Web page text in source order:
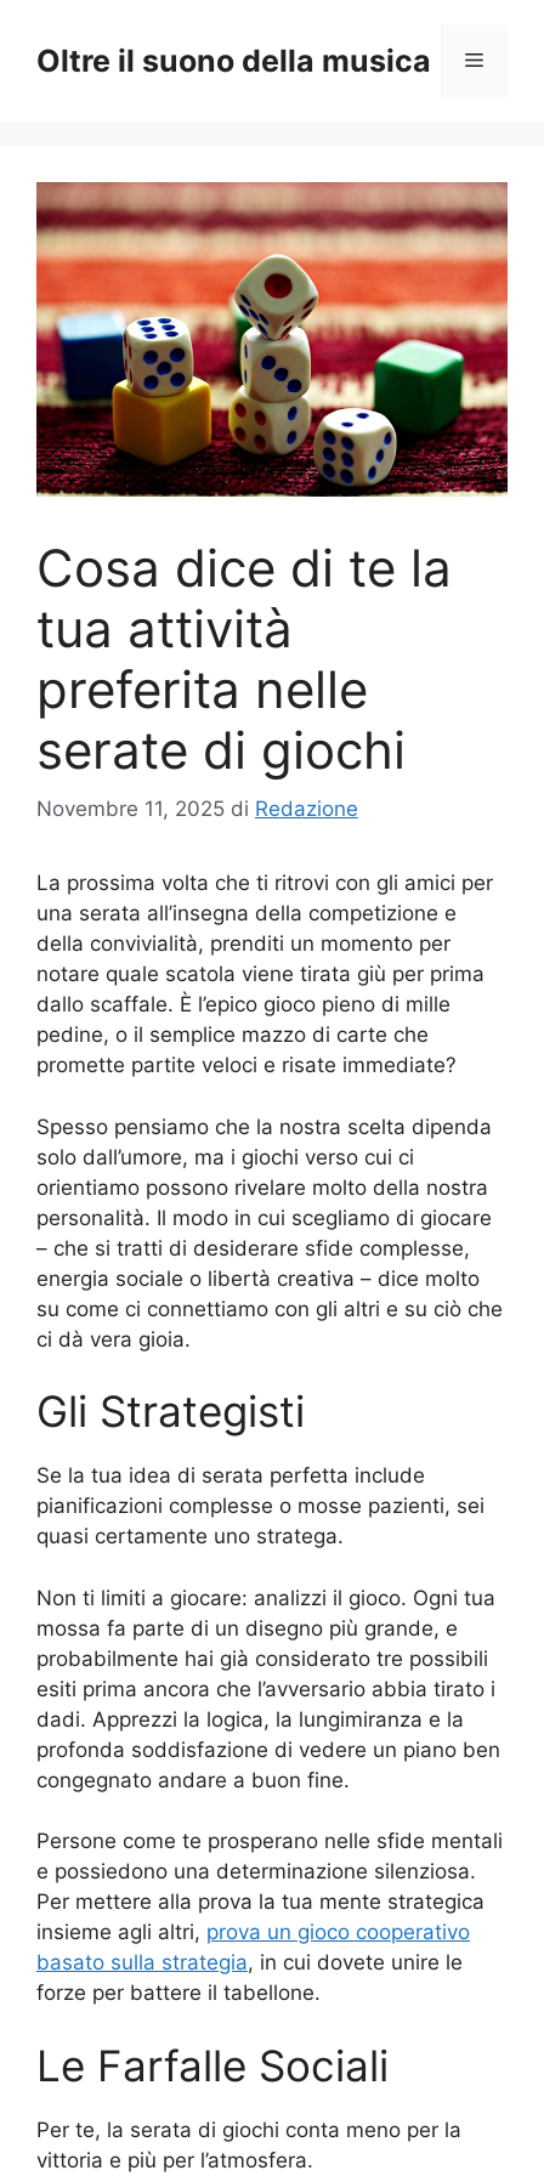
contenuto
Oltre il suono della musica Menu
Cosa dice di te la
tua attività
preferita nelle
serate di giochi
Novembre 11, 2025 di Redazione
La prossima volta che ti ritrovi con gli amici per
una serata all’insegna della competizione e
della convivialità, prenditi un momento per
notare quale scatola viene tirata giù per prima
dallo scaffale. È l’epico gioco pieno di mille
pedine, o il semplice mazzo di carte che
promette partite veloci e risate immediate?
Spesso pensiamo che la nostra scelta dipenda
solo dall’umore, ma i giochi verso cui ci
orientiamo possono rivelare molto della nostra
personalità. Il modo in cui scegliamo di giocare
– che si tratti di desiderare sfide complesse,
energia sociale o libertà creativa – dice molto
su come ci connettiamo con gli altri e su ciò che
ci dà vera gioia.
Gli Strategisti
Se la tua idea di serata perfetta include
pianificazioni complesse o mosse pazienti, sei
quasi certamente uno stratega.
Non ti limiti a giocare: analizzi il gioco. Ogni tua
mossa fa parte di un disegno più grande, e
probabilmente hai già considerato tre possibili
esiti prima ancora che l’avversario abbia tirato i
dadi. Apprezzi la logica, la lungimiranza e la
profonda soddisfazione di vedere un piano ben
congegnato andare a buon fine.
Persone come te prosperano nelle sfide mentali
e possiedono una determinazione silenziosa.
Per mettere alla prova la tua mente strategica
insieme agli altri, prova un gioco cooperativo
basato sulla strategia, in cui dovete unire le
forze per battere il tabellone.
Le Farfalle Sociali
Per te, la serata di giochi conta meno per la
vittoria e più per l’atmosfera.